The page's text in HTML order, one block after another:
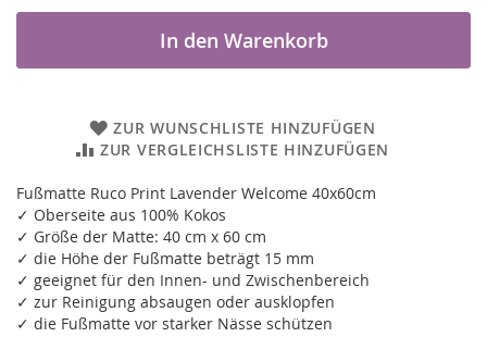
In den Warenkorb
ZUR WUNSCHLISTE HINZUFÜGEN
ZUR VERGLEICHSLISTE HINZUFÜGEN
Fußmatte Ruco Print Lavender Welcome 40x60cm
✓ Oberseite aus 100% Kokos
✓ Größe der Matte: 40 cm x 60 cm
✓ die Höhe der Fußmatte beträgt 15 mm
✓ geeignet für den Innen- und Zwischenbereich
✓ zur Reinigung absaugen oder ausklopfen
✓ die Fußmatte vor starker Nässe schützen